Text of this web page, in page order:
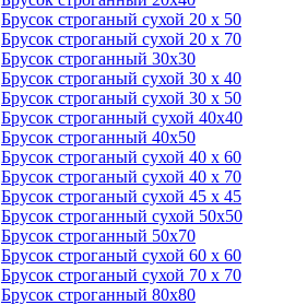
Брусок строганый сухой 20 х 50
Брусок строганый сухой 20 х 70
Брусок строганный 30х30
Брусок строганый сухой 30 х 40
Брусок строганый сухой 30 х 50
Брусок строганный сухой 40х40
Брусок строганный 40х50
Брусок строганый сухой 40 х 60
Брусок строганый сухой 40 х 70
Брусок строганый сухой 45 х 45
Брусок строганный сухой 50х50
Брусок строганный 50х70
Брусок строганый сухой 60 х 60
Брусок строганый сухой 70 х 70
Брусок строганный 80х80